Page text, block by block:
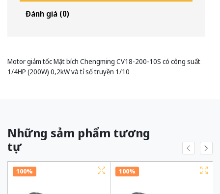
Đánh giá (0)
Motor giảm tốc Mặt bích Chengming CV18-200-10S có công suất
1/4HP (200W) 0,2kW và tỉ số truyền 1/10
Những sảm phẩm tương
tự
100% 100%